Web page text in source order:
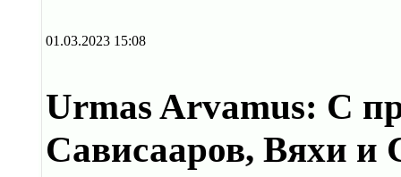
01.03.2023 15:08
Urmas Arvamus: С
Сависааров, Вяхи